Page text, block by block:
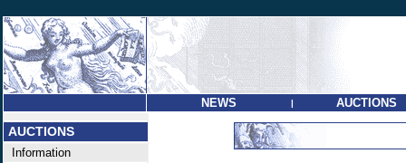
NEWS | AUCTIONS
AUCTIONS
Information